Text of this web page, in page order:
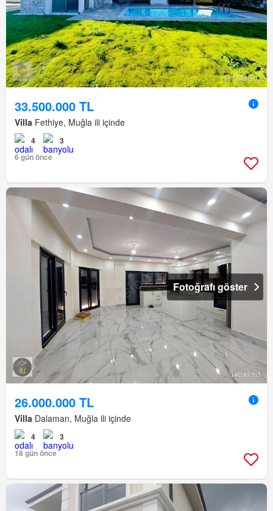
33.500.000 TL
Villa Fethiye, Muğla ili içinde
4
3
6 gün önce
Fotoğrafı göster
26.000.000 TL
Villa Dalaman, Muğla ili içinde
4
3
18 gün önce